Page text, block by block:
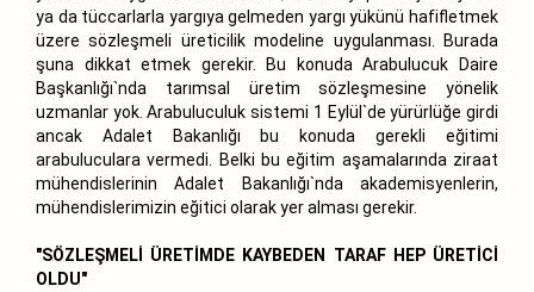
ya da tüccarlarla yargıya gelmeden yargı yükünü hafifletmek
üzere sözleşmeli üreticilik modeline uygulanması. Burada
şuna dikkat etmek gerekir. Bu konuda Arabulucuk Daire
Başkanlığı`nda tarımsal üretimsözleşmesine yönelik
uzmanlar yok. Arabuluculuk sistemi 1 Eylül`de yürürlüğe girdi
ancak Adalet Bakanlığı bu konuda gerekli eğitimi
arabuluculara vermedi. Belki bu eğitim aşamalarında ziraat
mühendislerinin Adalet Bakanlığı`nda akademisyenlerin,
mühendislerimizin eğitici olarak yer alması gerekir.
"SÖZLEŞMELİ ÜRETİMDE KAYBEDEN TARAF HEP ÜRETİCİ
OLDU"